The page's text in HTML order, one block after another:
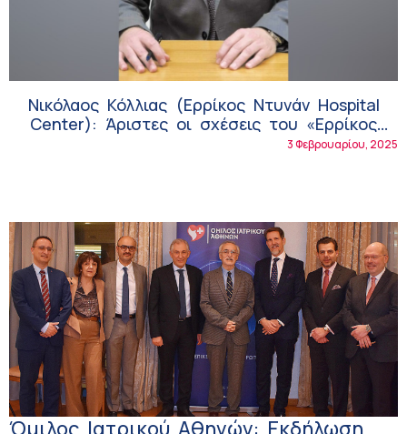
Νικόλαος Κόλλιας (Ερρίκος Ντυνάν Hospital
Center): Άριστες οι σχέσεις του «Ερρίκος
Ντυνάν» με τις ασφαλιστικές εταιρείες
3 Φεβρουαρίου, 2025